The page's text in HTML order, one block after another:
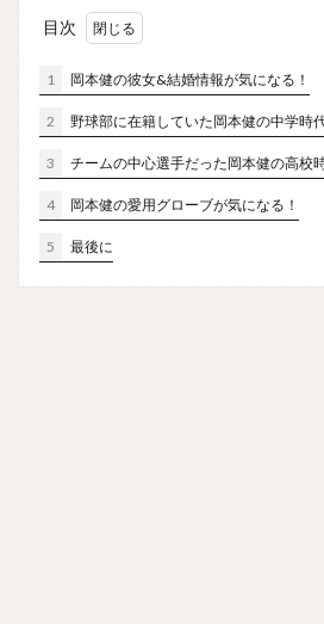
目次
1 岡本健の彼女&結婚情報が気になる！
2 野球部に在籍していた岡本健の中学時
3 チームの中心選手だった岡本健の高校
4 岡本健の愛用グローブが気になる！
5 最後に
山崎康晃（やまさきやすあき）
涌井秀章（わくいひであき）
ニコラス・アンドレス・マルティネス
梶谷隆幸（かじたにたかゆき）
二岡智宏（におかともひろ）
金本知憲（かねもとともあき）